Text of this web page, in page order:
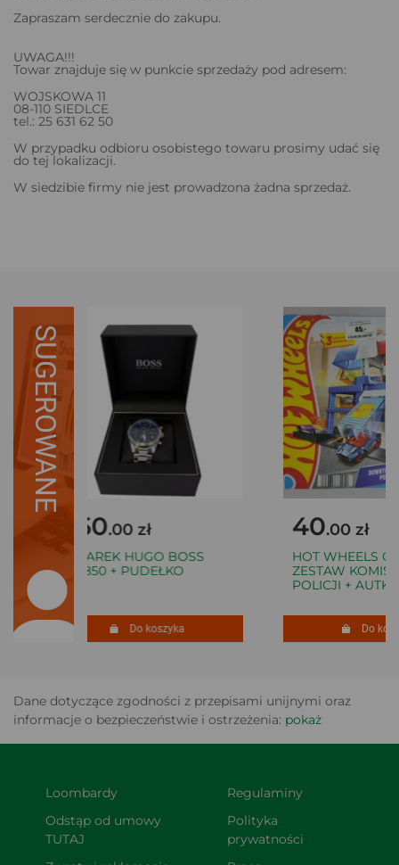
Zapraszam serdecznie do zakupu.
UWAGA!!!
Towar znajduje się w punkcie sprzedaży pod adresem:
WOJSKOWA 11
08-110 SIEDLCE
tel.: 25 631 62 50
W przypadku odbioru osobistego towaru prosimy udać się
do tej lokalizacji.
W siedzibie firmy nie jest prowadzona żadna sprzedaż.
SUGEROWANE
450.00 zł
ZEGAREK HUGO BOSS
1513850 + PUDEŁKO
Do koszyka
40.00 zł
HOT WHEELS CITY
ZESTAW
POLICJI + AUTKO
Do
Dane dotyczące zgodności z przepisami unijnymi oraz
informacje o bezpieczeństwie i ostrzeżenia: pokaż
Loombardy
Odstąp od umowy
TUTAJ
Regulaminy
Polityka
prywatności